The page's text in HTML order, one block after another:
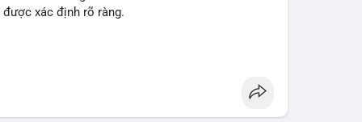
được xác định rõ ràng.